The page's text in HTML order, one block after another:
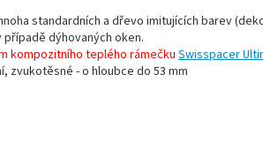
standardních a dřevo imitujících barev
dýhovaných oken.
kompozitního teplého rámečku Swisspacer
zvukotěsné - o hloubce do 53 mm